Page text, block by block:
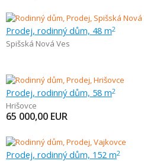
Prodej, rodinný dům, 48 m2
Spišská Nová Ves
Prodej, rodinný dům, 58 m2
Hrišovce
65 000,00 EUR
Prodej, rodinný dům, 152 m2